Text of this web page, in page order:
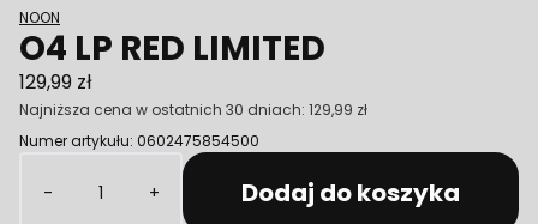
NOON
O4 LP RED LIMITED
129,99 zł
Najniższa cena w ostatnich 30 dniach: 129,99 zł
Numer artykułu: 0602475854500
-
+ Dodaj do koszyka